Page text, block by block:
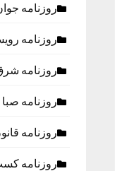
روزنامه
روزنامه
روزنامه
روزنامه صبا
روزنامه
روزنامه